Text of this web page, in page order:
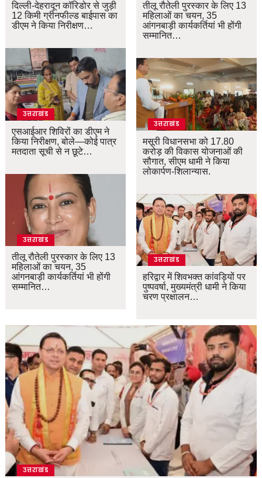
दिल्ली-देहरादून कॉरिडोर से जुड़ी
12 किमी ग्रीनफील्ड बाईपास का
डीएम ने किया निरीक्षण…
उत्तराखंड
एसआईआर शिविरों का डीएम ने
किया निरीक्षण, बोले—कोई पात्र
मतदाता सूची से न छूटे…
उत्तराखंड
तीलू रौतेली पुरस्कार के लिए 13
महिलाओं का चयन, 35
आंगनबाड़ी कार्यकर्तियां भी होंगी
सम्मानित…
तीलू रौतेली पुरस्कार के लिए 13
महिलाओं का चयन, 35
आंगनबाड़ी कार्यकर्तियां भी होंगी
सम्मानित…
उत्तराखंड
मसूरी विधानसभा को 17.80
करोड़ की विकास योजनाओं की
सौगात, सीएम धामी ने किया
लोकार्पण-शिलान्यास.
उत्तराखंड
हरिद्वार में शिवभक्त कांवड़ियों पर
पुष्पवर्षा, मुख्यमंत्री धामी ने किया
चरण प्रक्षालन…
उत्तराखंड